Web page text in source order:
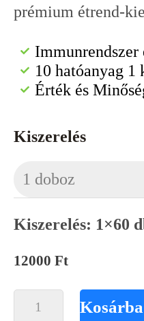
prémium étrend-
Immunrendszer
10 hatóanyag 1
Érték és
Kiszerelés
Kiszerelés: 1×60
12000 Ft
Alpha
Man
növelő